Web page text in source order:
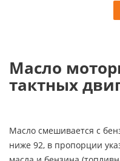
Масло
тактных
Масло смешивается с
ниже 92, в пропорции